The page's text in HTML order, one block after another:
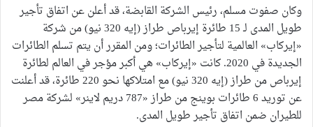
وكان صفوت مسلم، رئيس الشركة القابضة، قد أعلن عن اتفاق تأجير
طويل المدى لـ 15 طائرة إيرباص طراز (إيه 320 نيو) من شركة
«إيركاب» العالمية لتأجير الطائرات؛ ومن المقرر أن يتم تسلم الطائرات
الجديدة في 2020. كانت «إيركاب» هي أكبر مؤجر في العالم لطائرة
إيرباص من طراز (إيه 320 نيو) مع امتلاكها نحو 220 طائرة، قد أعلنت
عن توريد 6 طائرات بوينج من طراز «787 دريم لاينر» لشركة مصر
للطيران ضمن اتفاق تأجير طويل المدى.